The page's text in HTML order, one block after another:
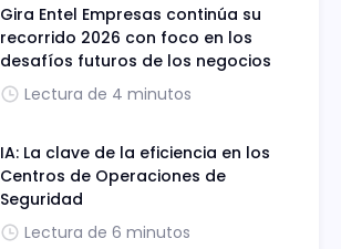
Gira Entel Empresas continúa su
recorrido 2026 con foco en los
desafíos futuros de los negocios
Lectura de 4 minutos
IA: La clave de la eficiencia en los
Centros de Operaciones de
Seguridad
Lectura de 6 minutos